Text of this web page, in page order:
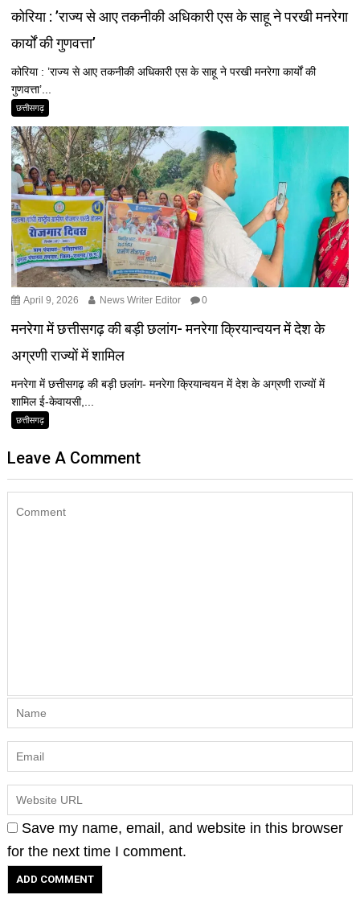
कोरिया : ’राज्य से आए तकनीकी अधिकारी एस के साहू ने परखी मनरेगा
कार्यों की गुणवत्ता’
कोरिया : ’राज्य से आए तकनीकी अधिकारी एस के साहू ने परखी मनरेगा कार्यों की
गुणवत्ता’...
छत्तीसगढ़
April 9, 2026 News Writer Editor 0
मनरेगा में छत्तीसगढ़ की बड़ी छलांग- मनरेगा क्रियान्वयन में देश के
अग्रणी राज्यों में शामिल
मनरेगा में छत्तीसगढ़ की बड़ी छलांग- मनरेगा क्रियान्वयन में देश के अग्रणी राज्यों में
शामिल ई-केवायसी,...
छत्तीसगढ़
Leave A Comment
Save my name, email, and website in this browser
for the next time I comment.